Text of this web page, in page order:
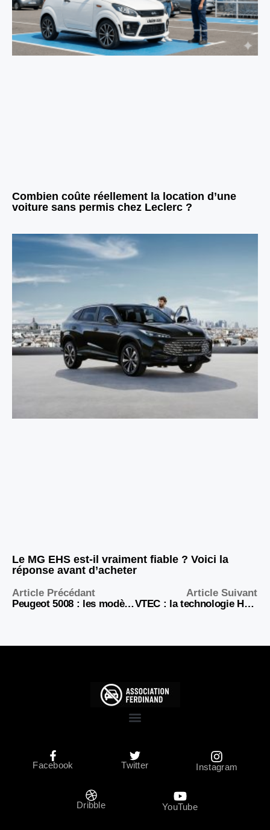
Combien coûte réellement la location d’une
voiture sans permis chez Leclerc ?
Le MG EHS est-il vraiment fiable ? Voici la
réponse avant d’acheter
Article Précédant
Peugeot 5008 : les modèles à fuir pour éviter les pannes et les dépenses surprises
Article Suivant
VTEC : la technologie Honda qui transforme un moteur sage en bête de course
Facebook Twitter Instagram
Dribble YouTube